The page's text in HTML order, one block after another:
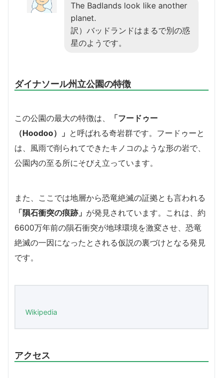
The Badlands look like another
planet.
訳）バッドランドはまるで別の惑
星のようです。
ダイナソール州立公園の特徴
この公園の最大の特徴は、
「フードゥー
（Hoodoo）」 と呼ばれる奇岩群です。フードゥーと
は、風雨で削られてできたキノコのような形の岩で、
公園内の至る所にそびえ立っています。
また、ここでは地層から恐竜絶滅の証拠とも言われる
「隕石衝突の痕跡」 が発見されています。これは、約
6600万年前の隕石衝突が地球環境を激変させ、恐竜
絶滅の一因になったとされる仮説の裏づけとなる発見
です。
Wikipedia
アクセス